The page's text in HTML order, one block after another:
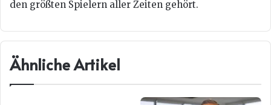
den größten Spielern aller Zeiten gehört.
Ähnliche Artikel